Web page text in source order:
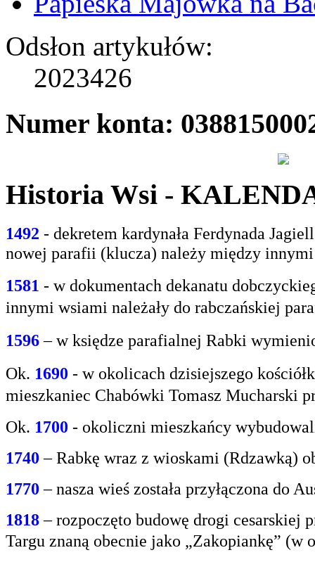
Odsłon artykułów:
2023426
Numer konta:
Historia Wsi -
1492 - dekretem kardynała Ferdynada
nowej parafii (klucza) należy między
1581 - wdokumentach dekanatu
innymi wsiami należały do rabczańskiej
1596– w księdze parafialnej Rabki
Ok. 1690 - w okolicach dzisiejszego
mieszkaniec Chabówki Tomasz Mucharski
Ok. 1700 - okoliczni mieszkańcy
1740 – Rabkę wraz z wioskami (Rdzawką)
1770 – nasza wieś została przyłączona do
1818– rozpoczęto budowę drogi cesarskiej
Targu znaną obecnie jako „Zakopiankę” (w